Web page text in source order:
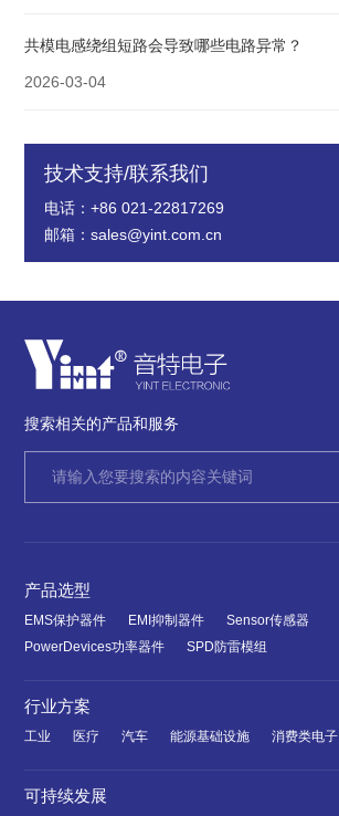
共模电感绕组短路会导致哪些电路异常？
2026-03-04
技术支持/联系我们
电话：+86 021-22817269
邮箱：sales@yint.com.cn
搜索相关的产品和服务
产品选型
EMS保护器件 EMI抑制器件
Sensor传感器
PowerDevices功率器件
SPD防雷模组
行业方案
工业 医疗 汽车 能源基础设施 消费类电子
可持续发展